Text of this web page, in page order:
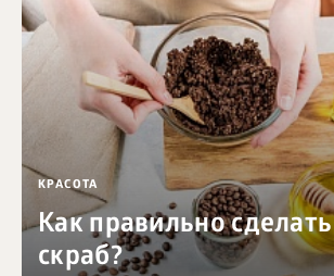
КРАСОТА
Как правильно сделать
скраб?